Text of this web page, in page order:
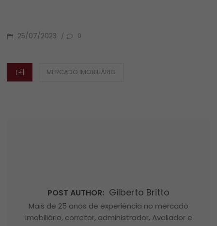
POSTED
25/07/2023 / 0
CATEGORIES
MERCADO IMOBILIÁRIO
POST AUTHOR: Gilberto Britto
Mais de 25 anos de experiência no mercado
imobiliário, corretor, administrador, Avaliador e